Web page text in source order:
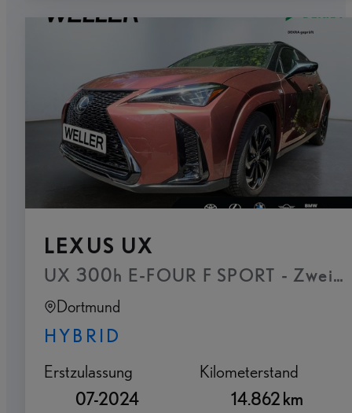
LEXUS UX
Dortmund
HYBRID
Erstzulassung
07-2024
Kilometerstand
14.862 km